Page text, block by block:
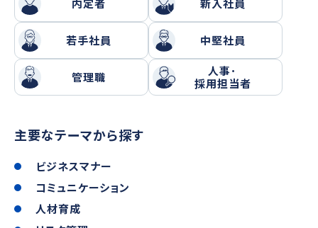
内定者 新入社員
若手社員 中堅社員
管理職
人事･
採用担当者
主要なテーマから探す
ビジネスマナー
コミュニケーション
人材育成